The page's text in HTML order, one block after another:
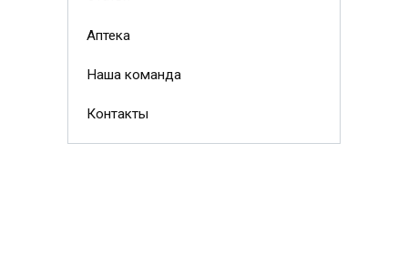
Аптека
Наша команда
Контакты